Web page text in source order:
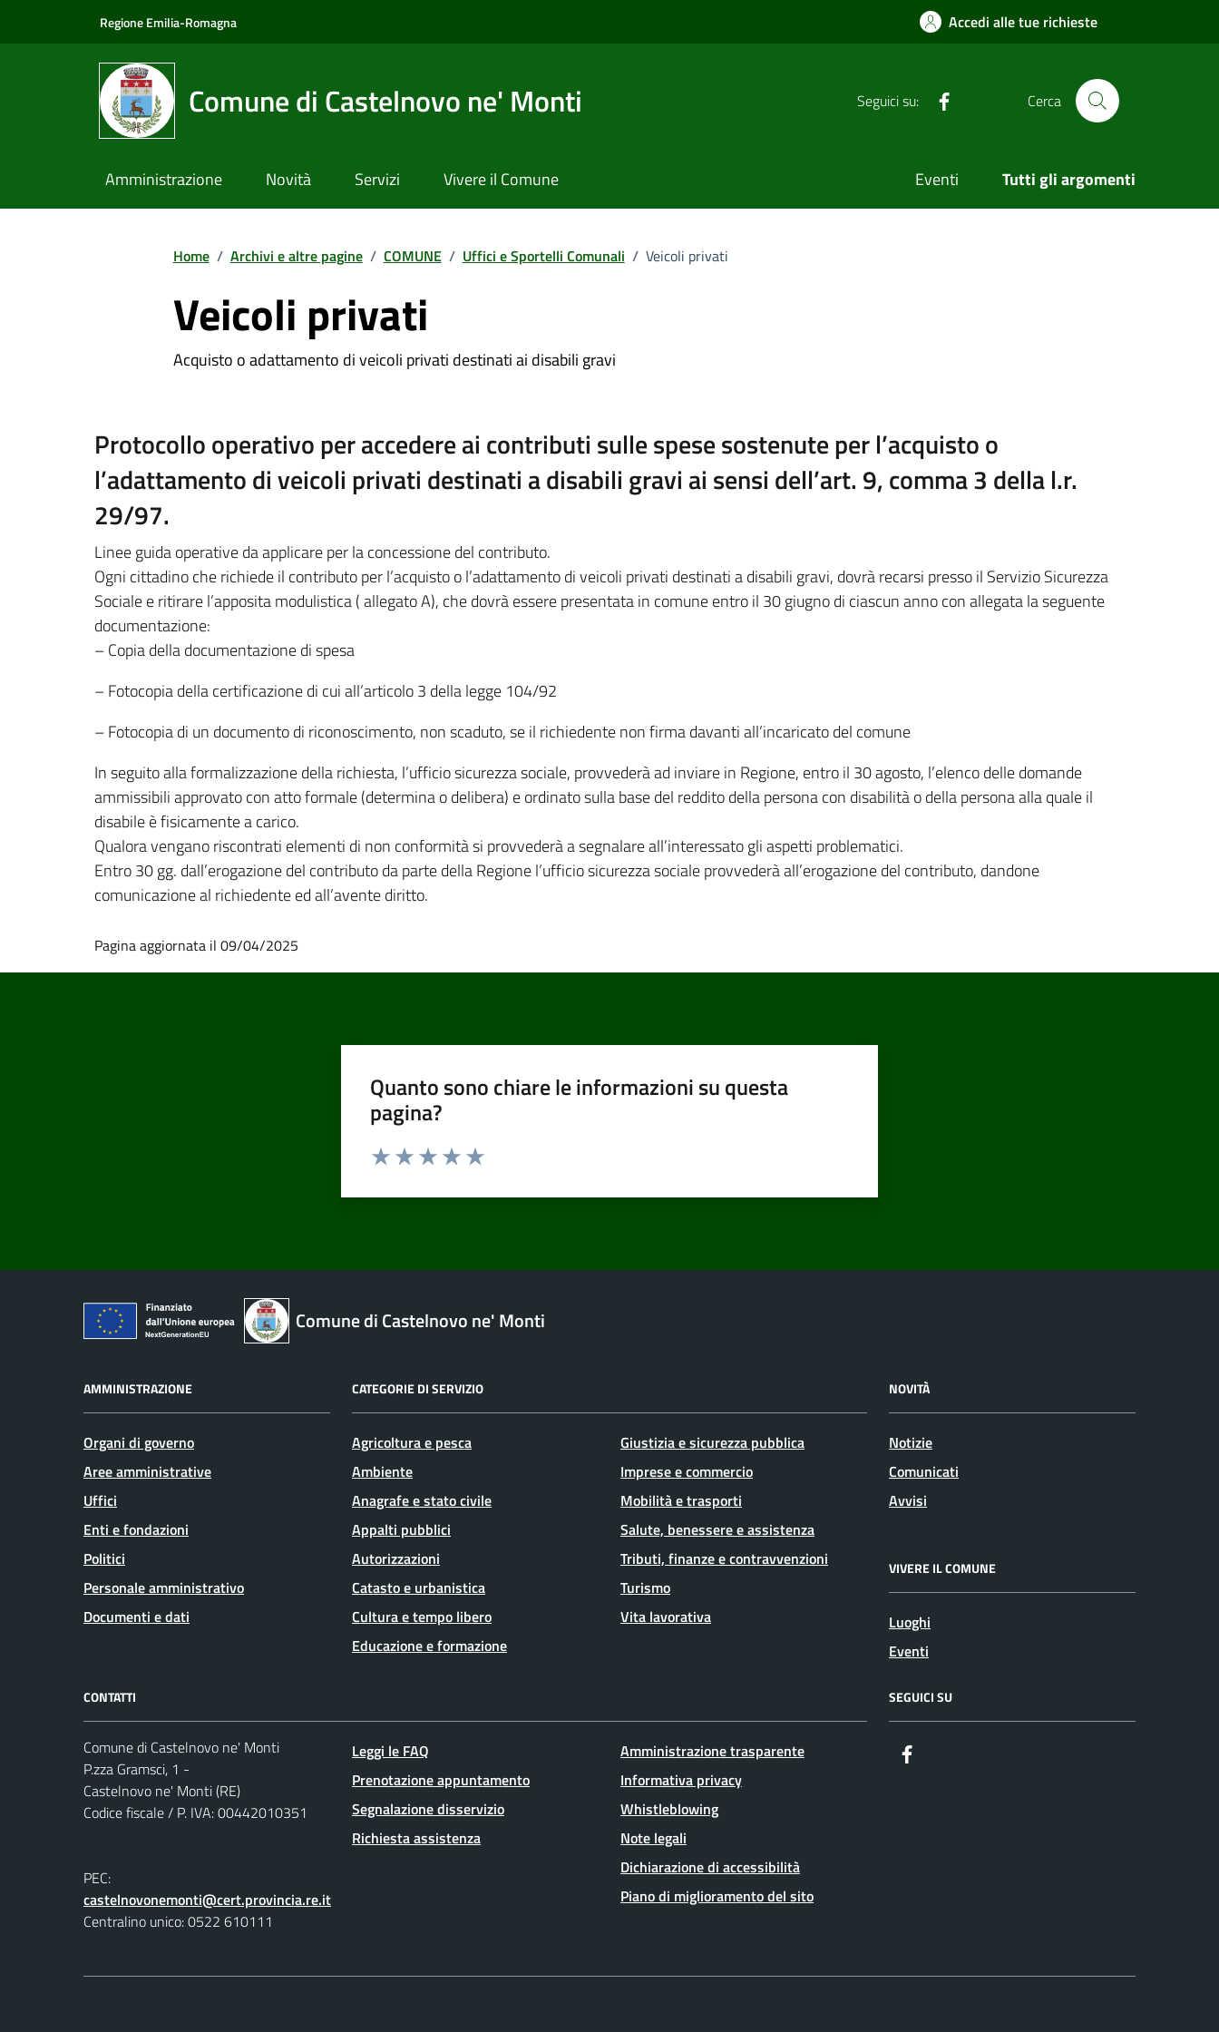
Regione Emilia-Romagna Accedi alle tue richieste
Comune di Castelnovo ne' Monti Seguici su: Cerca
Amministrazione Novità Servizi Vivere il Comune Eventi Tutti gli argomenti
Home / Archivi e altre pagine / COMUNE / Uffici e Sportelli Comunali / Veicoli privati
Veicoli privati
Acquisto o adattamento di veicoli privati destinati ai disabili gravi
Protocollo operativo per accedere ai contributi sulle spese sostenute per l’acquisto o
l’adattamento di veicoli privati destinati a disabili gravi ai sensi dell’art. 9, comma 3 della l.r.
29/97.
Linee guida operative da applicare per la concessione del contributo.
Ogni cittadino che richiede il contributo per l’acquisto o l’adattamento di veicoli privati destinati a disabili gravi, dovrà recarsi presso il Servizio Sicurezza
Sociale e ritirare l’apposita modulistica ( allegato A), che dovrà essere presentata in comune entro il 30 giugno di ciascun anno con allegata la seguente
documentazione:
– Copia della documentazione di spesa
– Fotocopia della certificazione di cui all’articolo 3 della legge 104/92
– Fotocopia di un documento di riconoscimento, non scaduto, se il richiedente non firma davanti all’incaricato del comune
In seguito alla formalizzazione della richiesta, l’ufficio sicurezza sociale, provvederà ad inviare in Regione, entro il 30 agosto, l’elenco delle domande
ammissibili approvato con atto formale (determina o delibera) e ordinato sulla base del reddito della persona con disabilità o della persona alla quale il
disabile è fisicamente a carico.
Qualora vengano riscontrati elementi di non conformità si provvederà a segnalare all’interessato gli aspetti problematici.
Entro 30 gg. dall’erogazione del contributo da parte della Regione l’ufficio sicurezza sociale provvederà all’erogazione del contributo, dandone
comunicazione al richiedente ed all’avente diritto.
Pagina aggiornata il 09/04/2025
Quanto sono chiare le informazioni su questa
pagina?
Comune di Castelnovo ne' Monti
AMMINISTRAZIONE
Organi di governo
Aree amministrative
Uffici
Enti e fondazioni
Politici
Personale amministrativo
Documenti e dati
CATEGORIE DI SERVIZIO
Agricoltura e pesca
Ambiente
Anagrafe e stato civile
Appalti pubblici
Autorizzazioni
Catasto e urbanistica
Cultura e tempo libero
Educazione e formazione
Giustizia e sicurezza pubblica
Imprese e commercio
Mobilità e trasporti
Salute, benessere e assistenza
Tributi, finanze e contravvenzioni
Turismo
Vita lavorativa
NOVITÀ
Notizie
Comunicati
Avvisi
VIVERE IL COMUNE
Luoghi
Eventi
CONTATTI
Comune di Castelnovo ne' Monti
P.zza Gramsci, 1 -
Castelnovo ne' Monti (RE)
Codice fiscale / P. IVA: 00442010351
PEC:
castelnovonemonti@cert.provincia.re.it
Centralino unico: 0522 610111
Leggi le FAQ
Prenotazione appuntamento
Segnalazione disservizio
Richiesta assistenza
Amministrazione trasparente
Informativa privacy
Whistleblowing
Note legali
Dichiarazione di accessibilità
Piano di miglioramento del sito
SEGUICI SU